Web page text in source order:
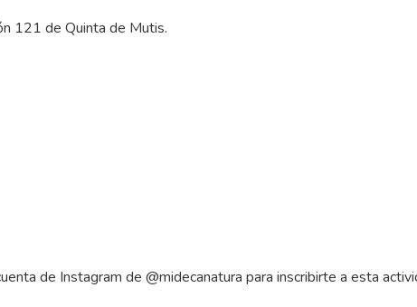
121 de Quinta de Mutis.
de Instagram de @midecanatura para inscribirte a esta